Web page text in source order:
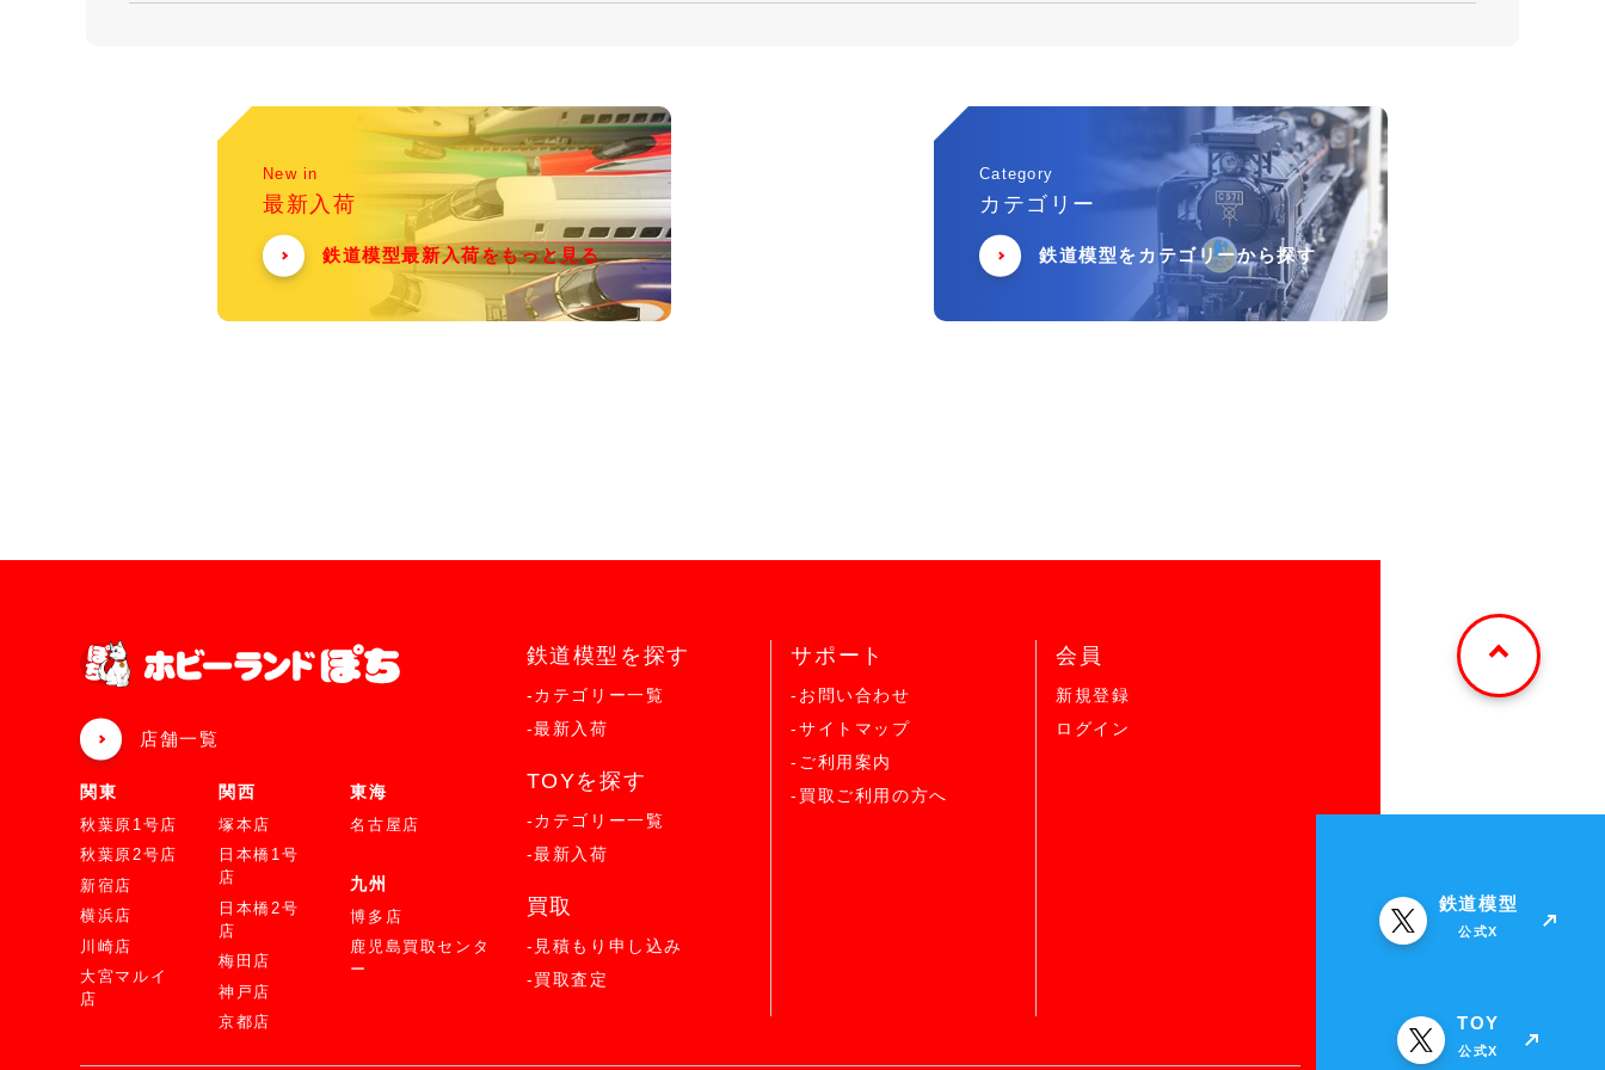
New in
最新入荷
鉄道模型最新入荷をもっと見る
Category
カテゴリー
鉄道模型をカテゴリーから探す
店舗一覧
関東
秋葉原1号店
秋葉原2号店
新宿店
横浜店
川崎店
大宮マルイ
店
関西
塚本店
日本橋1号
店
日本橋2号
店
梅田店
神戸店
京都店
東海
名古屋店
九州
博多店
鹿児島買取センタ
ー
鉄道模型を探す
-カテゴリー一覧
-最新入荷
TOYを探す
-カテゴリー一覧
-最新入荷
買取
-見積もり申し込み
-買取査定
サポート
-お問い合わせ
-サイトマップ
-ご利用案内
-買取ご利用の方へ
会員
新規登録
ログイン
鉄道模型
公式X
TOY
公式X